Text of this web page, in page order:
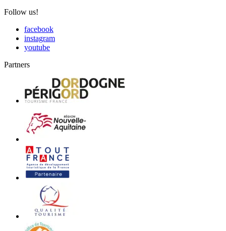
Follow us!
facebook
instagram
youtube
Partners